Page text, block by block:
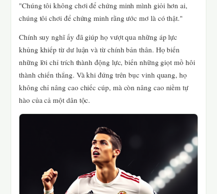
"Chúng tôi không chơi để chứng minh mình giỏi hơn ai,
chúng tôi chơi để chứng minh rằng ước mơ là có thật."
Chính suy nghĩ ấy đã giúp họ vượt qua những áp lực
khủng khiếp từ dư luận và từ chính bản thân. Họ biến
những lời chỉ trích thành động lực, biến những giọt mồ hôi
thành chiến thắng. Và khi đứng trên bục vinh quang, họ
không chỉ nâng cao chiếc cúp, mà còn nâng cao niềm tự
hào của cả một dân tộc.